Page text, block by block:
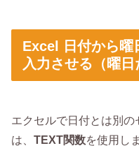
Excel 日付から曜
入力させる（曜
エクセルで日付とは別
は、 TEXT関数を使用し